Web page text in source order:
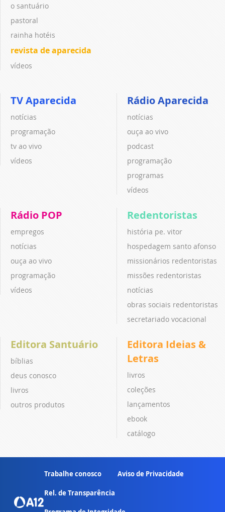
o santuário
pastoral
rainha hotéis
revista de aparecida
vídeos
TV Aparecida
notícias
programação
tv ao vivo
vídeos
Rádio Aparecida
notícias
ouça ao vivo
podcast
programação
programas
vídeos
Rádio POP
empregos
notícias
ouça ao vivo
programação
vídeos
Redentoristas
história pe. vitor
hospedagem santo afonso
missionários redentoristas
missões redentoristas
notícias
obras sociais redentoristas
secretariado vocacional
Editora Santuário
bíblias
deus conosco
livros
outros produtos
Editora Ideias &
Letras
livros
coleções
lançamentos
ebook
catálogo
Trabalhe conosco Aviso de Privacidade
Rel. de Transparência